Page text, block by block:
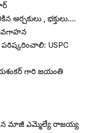
అర్చకులు , భక్తులు….
USPC
గారి జయంతి
మాజీ ఎమ్మెల్యే రాజయ్య